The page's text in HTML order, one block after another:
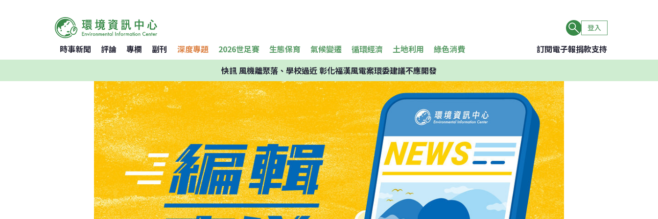
登入
時事新聞 評論 專欄 副刊 深度專題 2026世足賽 生態保育 氣候變遷 循環經濟 土地利用 綠色消費 訂閱電子報捐款支持
快訊風機離聚落、學校過近 彰化福漢風電案環委建議不應開發